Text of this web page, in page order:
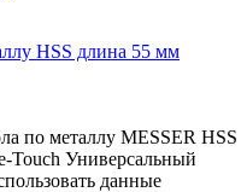
HSS длина 55 мм
по металлу MESSER HSS
Touch Универсальный
данные